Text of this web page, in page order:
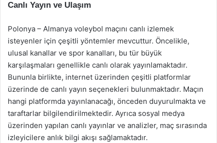
Canlı Yayın ve Ulaşım
Polonya – Almanya voleybol maçını canlı izlemek
isteyenler için çeşitli yöntemler mevcuttur. Öncelikle,
ulusal kanallar ve spor kanalları, bu tür büyük
karşılaşmaları genellikle canlı olarak yayınlamaktadır.
Bununla birlikte, internet üzerinden çeşitli platformlar
üzerinde de canlı yayın seçenekleri bulunmaktadır. Maçın
hangi platformda yayınlanacağı, önceden duyurulmakta ve
taraftarlar bilgilendirilmektedir. Ayrıca sosyal medya
üzerinden yapılan canlı yayınlar ve analizler, maç sırasında
izleyicilere anlık bilgi akışı sağlamaktadır.